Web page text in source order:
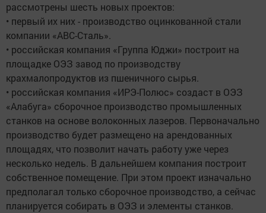
рассмотрены шесть новых проектов:
• первый их них - производство оцинкованной стали
компании «АВС-Сталь».
• российская компания «Группа Юджи» построит на
площадке ОЭЗ завод по производству
крахмалопродуктов из пшеничного сырья.
• российская компания «ИРЭ-Полюс» создаст в ОЭЗ
«Алабуга» сборочное производство промышленных
станков на основе волоконных лазеров. Первоначально
производство будет размещено на арендованных
площадях, что позволит начать работу уже через
несколько недель. В дальнейшем компания построит
собственное помещение. При этом проект изначально
предполагал только сборочное производство, а сейчас
планируется собирать в ОЭЗ и элементы станков.